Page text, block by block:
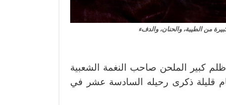
من الطيبة، والحنان، والدفء
كبير الملحن صاحب النغمة الشعبية
قليلة ذكرى رحيله السادسة عشر في